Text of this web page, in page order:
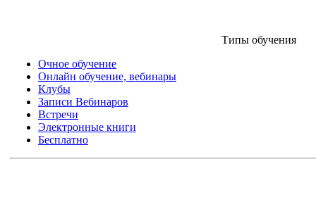
Типы обучения
Очное обучение
Онлайн обучение, вебинары
Клубы
Записи Вебинаров
Встречи
Электронные книги
Бесплатно